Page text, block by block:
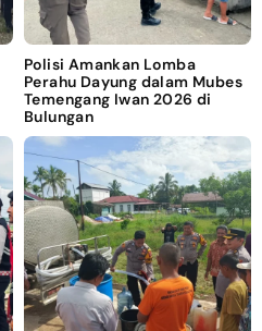
Polisi Amankan Lomba
Perahu Dayung dalam Mubes
Temengang Iwan 2026 di
Bulungan